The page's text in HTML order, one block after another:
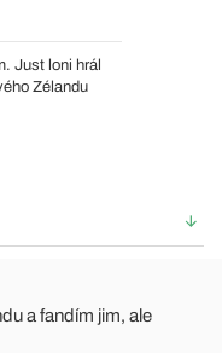
Just loni hrál
Zélandu
a fandím jim, ale